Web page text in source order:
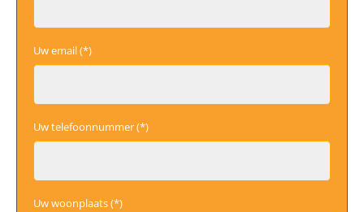
Uw email (*)
Uw telefoonnummer (*)
Uw woonplaats (*)